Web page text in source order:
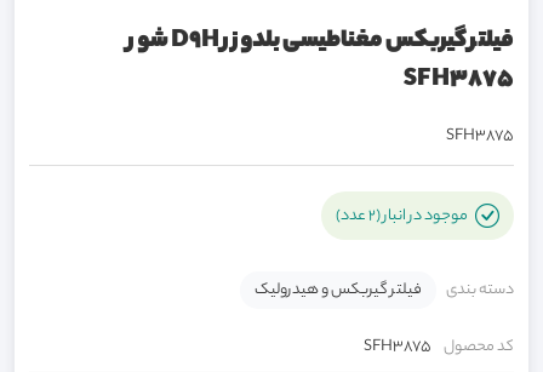
فیلتر گیربکس مغناطیسی بلدوزر D9H شور
SFH3875
SFH3875
موجود در انبار (2 عدد)
دسته بندی فیلتر گیربکس و هیدرولیک
کد محصول SFH3875